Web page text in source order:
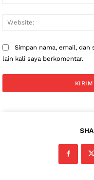
Simpan nama, email,
lain kali saya berkomentar.